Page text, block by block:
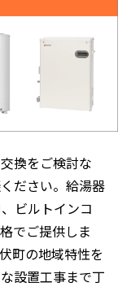
換をご検討な
ださい。給湯器
ビルトインコ
でご提供しま
町の地域特性を
設置工事まで丁